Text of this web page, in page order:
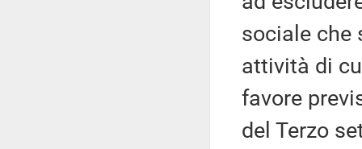
sociale che
attività di
favore
del Terzo